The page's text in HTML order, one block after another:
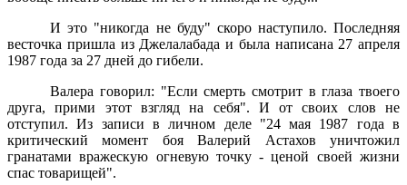
И это "никогда не буду" скоро наступило. Последняя
весточка пришла из Джелалабада и была написана 27 апреля
1987 года за 27 дней до гибели.
Валера говорил: "Если смерть смотрит в глаза твоего
друга, прими этот взгляд на себя". И от своих слов не
отступил. Из записи в личном деле "24 мая 1987 года в
критический момент боя Валерий Астахов уничтожил
гранатами вражескую огневую точку - ценой своей жизни
спас товарищей".